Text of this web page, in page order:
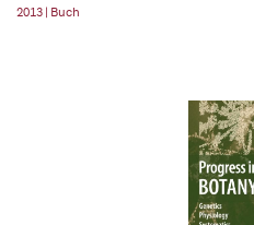
2013 | Buch